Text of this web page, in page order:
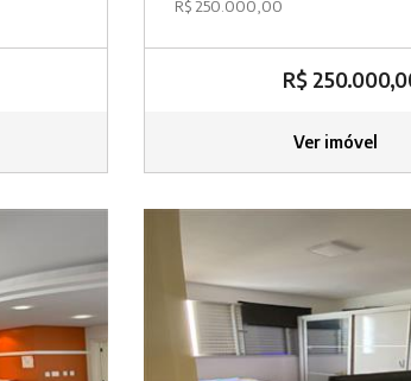
R$ 250.000,00
R$
Ver imóvel